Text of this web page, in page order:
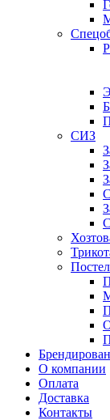
СИЗ
О компании
Оплата
Доставка
Контакты